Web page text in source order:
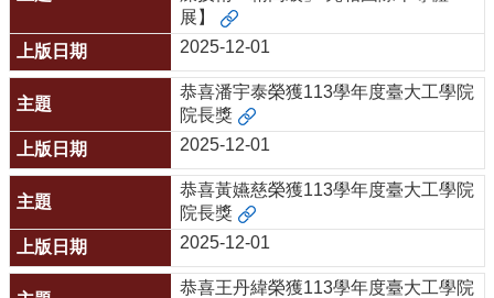
友
會
捐
款
專
臺
大
EMS
展】
2025-12-01
恭喜潘宇泰榮獲113學年度臺大工學院
院長獎
2025-12-01
恭喜黃嬿慈榮獲113學年度臺大工學院
院長獎
2025-12-01
恭喜王丹緯榮獲113學年度臺大工學院